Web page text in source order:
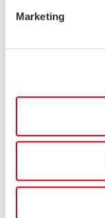
Marketing